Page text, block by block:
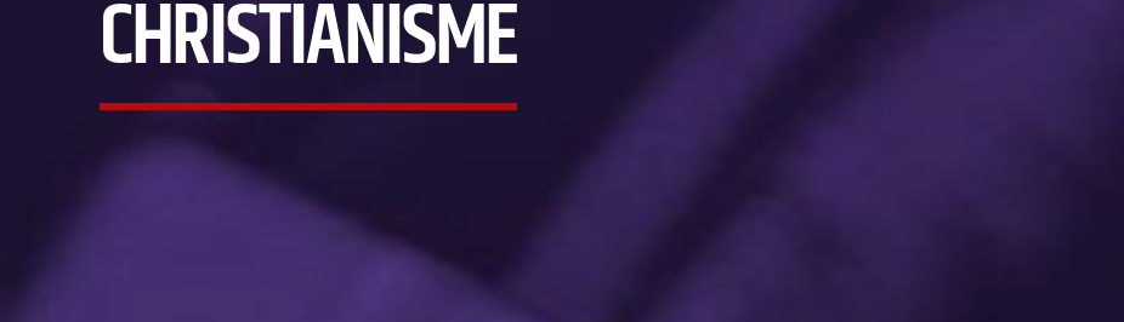
CHRISTIANISME